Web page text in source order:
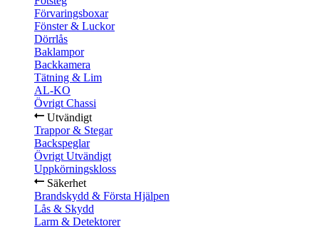
Förvaringsboxar
Fönster & Luckor
Dörrlås
Baklampor
Backkamera
Tätning & Lim
AL-KO
Övrigt Chassi
Utvändigt
Trappor & Stegar
Backspeglar
Övrigt Utvändigt
Uppkörningskloss
Säkerhet
Brandskydd & Första Hjälpen
Lås & Skydd
Larm & Detektorer